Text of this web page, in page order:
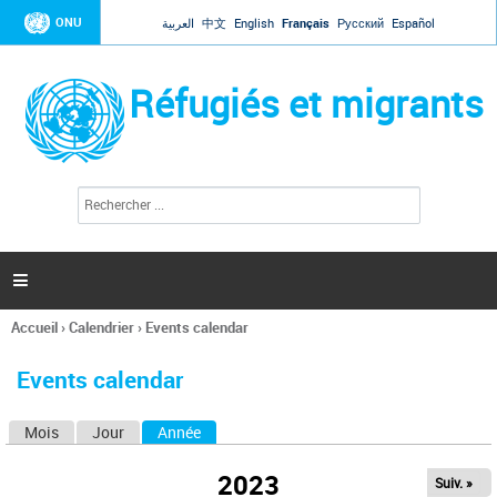
Jump to navigation
ONU العربية 中文 English Français Русский Español
Réfugiés et migrants
l
c
h
e

Vous
ici
Accueil›Calendrier› Events calendar
Events calendar
Mois Jour Année
2023 Suiv. »